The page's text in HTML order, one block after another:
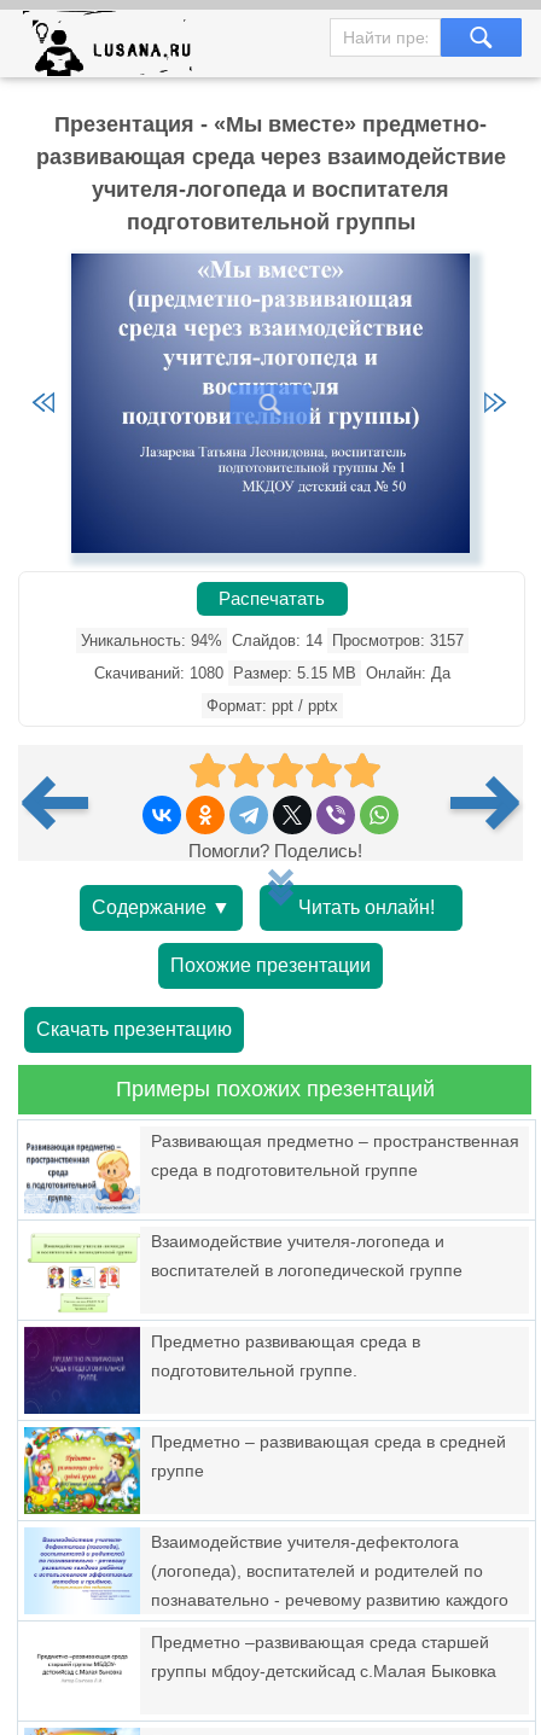
Презентация - «Мы вместе» предметно-
развивающая среда через взаимодействие
учителя-логопеда и воспитателя
подготовительной группы
Распечатать
Уникальность: 94% Слайдов: 14
Просмотров: 3157
Скачиваний: 1080
Размер: 5.15 MB Онлайн: Да
Формат: ppt / pptx
Помогли? Поделись!
Содержание ▼ Читать онлайн!
Похожие презентации
Скачать презентацию
Примеры похожих презентаций
Развивающая предметно – пространственная
среда в подготовительной группе
Взаимодействие учителя-логопеда и
воспитателей в логопедической группе
Предметно развивающая среда в
подготовительной группе.
Предметно – развивающая среда в средней
группе
Взаимодействие учителя-дефектолога
(логопеда), воспитателей и родителей по
познавательно - речевому развитию каждого
методов и приёмов
Предметно –развивающая среда старшей
группы мбдоу-детскийсад с.Малая Быковка